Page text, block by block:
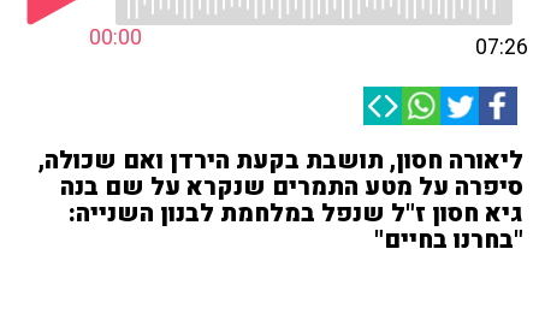
00:00 07:26
ליאורה חסון, תושבת בקעת הירדן ואם שכולה,
סיפרה על מטע התמרים שנקרא על שם בנה
גיא חסון ז"ל שנפל במלחמת לבנון השנייה:
"בחרנו בחיים"